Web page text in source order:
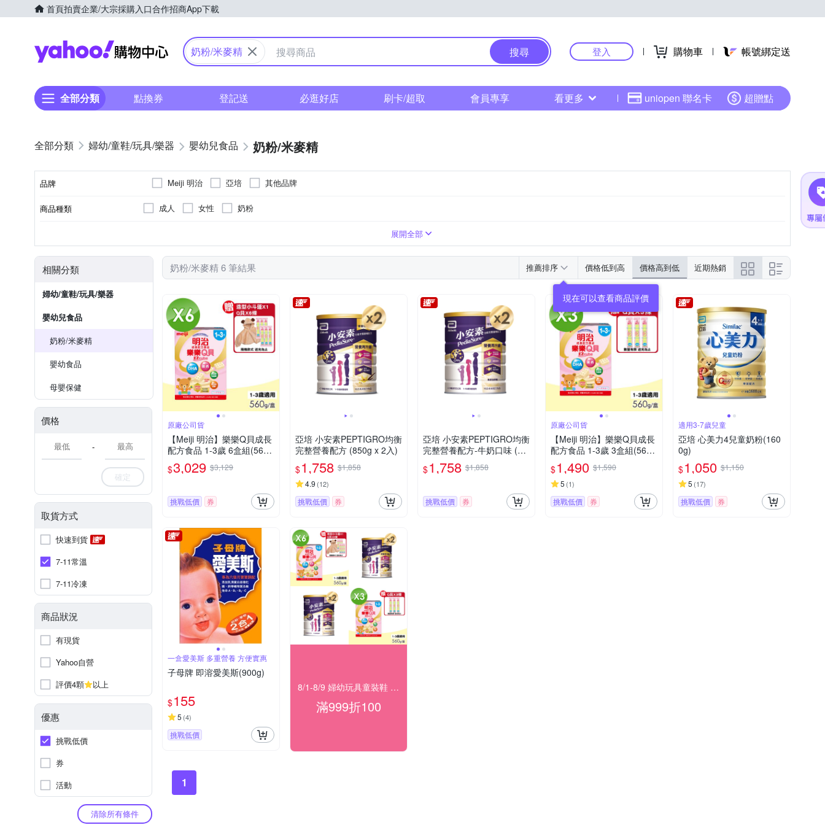
首頁拍賣企業/大宗採購入口合作招商App下載
Yahoo購物中心
奶粉/米麥精 搜尋 登入 購物車 帳號綁定送
全部分類 點換券 登記送 必逛好店 刷卡/超取 會員專享 看更多 uniopen 聯名卡 超贈點
婦幼/童鞋/玩具/樂器 嬰幼兒食品 奶粉/米麥精
品牌 Meiji 明治 亞培 其他品牌
商品種類 成人 女性 奶粉
展開全部
相關分類
婦幼/童鞋/玩具/樂器
嬰幼兒食品
奶粉/米麥精
嬰幼食品
母嬰保健
價格
-
確定
取貨方式
快速到貨
7-11常溫
7-11冷凍
商品狀況
有現貨
Yahoo自營
評價4顆
以上
優惠
挑戰低價
券
活動
清除所有條件
奶粉/米麥精 6 筆結果 推薦排序 價格低到高 價格高到低 近期熱銷
現在可以查看商品評價
原廠公司貨
【Meiji 明治】樂樂Q貝成長
配方食品 1-3歲 6盒組(560
g/盒)
$3,029 $3,129
挑戰低價 券
亞培 小安素PEPTIGRO均衡
完整營養配方 (850g x 2入)
$1,758 $1,858
4.9 (12)
挑戰低價 券
亞培 小安素PEPTIGRO均衡
完整營養配方-牛奶口味 (85
0g x 2入)
$1,758 $1,858
挑戰低價 券
原廠公司貨
【Meiji 明治】樂樂Q貝成長
配方食品 1-3歲 3盒組(560
g/盒)
$1,490 $1,590
5 (1)
挑戰低價 券
適用3-7歲兒童
亞培 心美力4兒童奶粉(160
0g)
$1,050 $1,150
5 (17)
挑戰低價 券
一盒愛美斯 多重營養 方便實惠
子母牌 即溶愛美斯(900g)
$155
5 (4)
挑戰低價
8/1-8/9 婦幼玩具童裝鞋 指定品滿999折100
滿999折100
1